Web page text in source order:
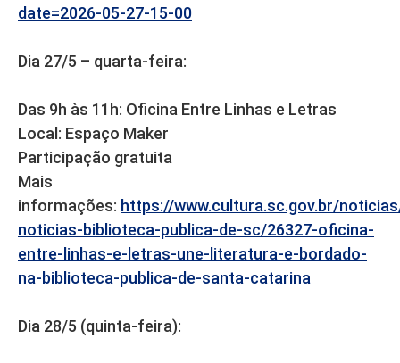
date=2026-05-27-15-00
Dia 27/5 – quarta-feira:
Das 9h às 11h: Oficina Entre Linhas e Letras
Local: Espaço Maker
Participação gratuita
Mais
informações: https://www.cultura.sc.gov.br/
noticias-biblioteca-publica-de-sc/26327-oficina-
entre-linhas-e-letras-une-literatura-e-bordado-
na-biblioteca-publica-de-santa-catarina
Dia 28/5 (quinta-feira):